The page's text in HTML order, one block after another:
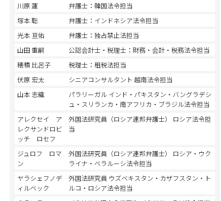
川原 蓮
弁護士：韓国法令担当
塚本 聡
弁護士：インドネシア法令担当
光本 亘佑
弁護士：独占禁止法担当
山田 重嗣
公認会計士・税理士：財務・会計・税務法令担当
穂積 比呂子
税理士：租税法担当
伏原 宏太
シニアコンサルタント 越南法令担当
山本 志織
パラリーガル インド・パキスタン・バングラデシ
ュ・スリランカ・南アフリカ・ブラジル法令担当
アレクセイ ア
レクサンドロビ
ッチ ロセフ
外国法研究員（ロシア連邦弁護士） ロシア法令担
当
ジュロフ ロマ
ン
外国法研究員（ロシア連邦弁護士） ロシア・ウク
ライナ・ベラルーシ法令担当
ヤラシェフノデ
ィルベック
外国法研究員 ウズベキスタン・カザフスタン・ト
ルコ・ロシア法令担当